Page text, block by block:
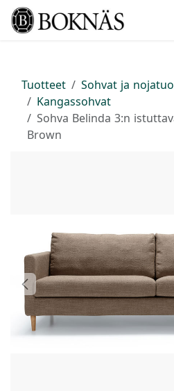
Siirry sisältöön
Tuotteet Sohvat ja
Kangassohvat
Sohva Belinda 3:n
Brown